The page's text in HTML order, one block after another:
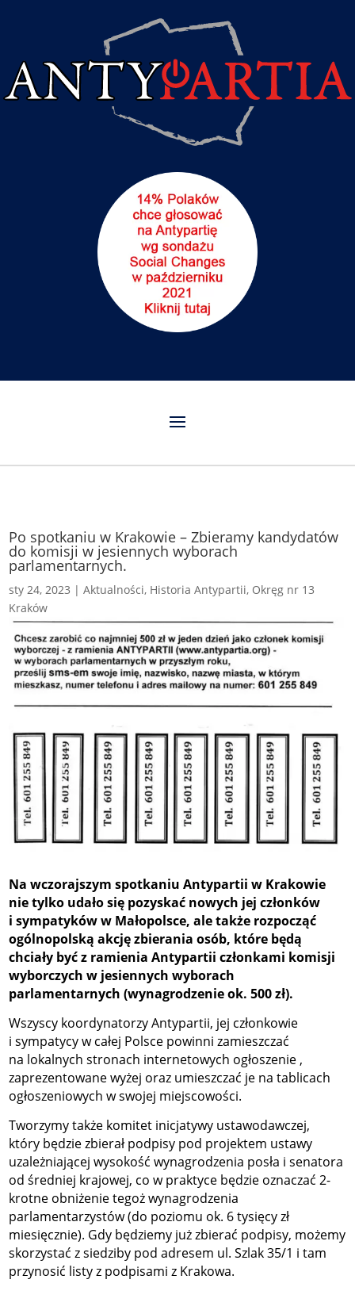
Po spotkaniu w Krakowie – Zbieramy kandydatów
do komisji w jesiennych wyborach
parlamentarnych.
sty 24, 2023 |Aktualności, Historia Antypartii, Okręg nr 13
Kraków
Na wczorajszym spotkaniu Antypartii w Krakowie
nie tylko udało się pozyskać nowych jej członków
i sympatyków w Małopolsce, ale także rozpocząć
ogólnopolską akcję zbierania osób, które będą
chciały być z ramienia Antypartii członkami komisji
wyborczych w jesiennych wyborach
parlamentarnych (wynagrodzenie ok. 500 zł).
Wszyscy koordynatorzy Antypartii, jej członkowie
i sympatycy w całej Polsce powinni zamieszczać
na lokalnych stronach internetowych ogłoszenie ,
zaprezentowane wyżej oraz umieszczać je na tablicach
ogłoszeniowych w swojej miejscowości.
Tworzymy także komitet inicjatywy ustawodawczej,
który będzie zbierał podpisy pod projektem ustawy
uzależniającej wysokość wynagrodzenia posła i senatora
od średniej krajowej, co w praktyce będzie oznaczać 2-
krotne obniżenie tegoż wynagrodzenia
parlamentarzystów (do poziomu ok. 6 tysięcy zł
miesięcznie). Gdy będziemy już zbierać podpisy, możemy
skorzystać z siedziby pod adresem ul. Szlak 35/1 i tam
przynosić listy z podpisami z Krakowa.